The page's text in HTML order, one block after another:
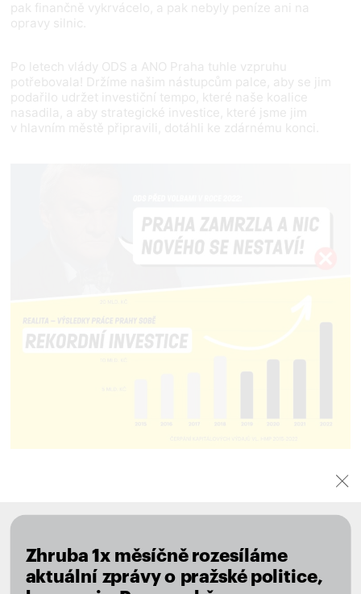
Zhruba 1x měsíčně rozesíláme
aktuální zprávy o pražské politice,
pak finančně vykrvácelo, a pak nebyly peníze ani na
opravy silnic.
Po letech vlády ODS a ANO Praha tuhle vzpruhu
potřebovala! Držíme našim nástupcům palce, aby se jim
podařilo udržet investiční tempo, které naše koalice
nasadila, a aby strategické investice, které jsme jim
v hlavním městě připravili, dotáhli ke zdárnému konci.